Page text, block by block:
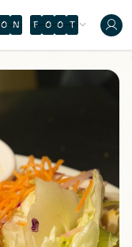
È Ù S Â V